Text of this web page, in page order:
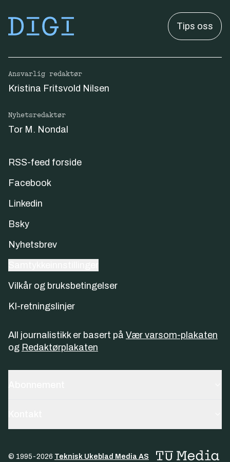
Tips oss
Ansvarlig redaktør
Kristina Fritsvold Nilsen
Nyhetsredaktør
Tor M. Nondal
RSS-feed forside
Facebook
Linkedin
Bsky
Nyhetsbrev
Vilkår og bruksbetingelser
KI-retningslinjer
All journalistikk er basert på Vær varsom-plakaten
og Redaktørplakaten
© 1995-2026 Teknisk Ukeblad Media AS